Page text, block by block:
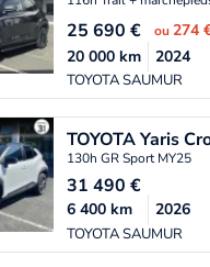
25 690€ ou274
TOYOTA SAUMUR
20 000km 2024
TOYOTAYaris
130h GR Sport MY25
31 490€
TOYOTA SAUMUR
6 400km 2026